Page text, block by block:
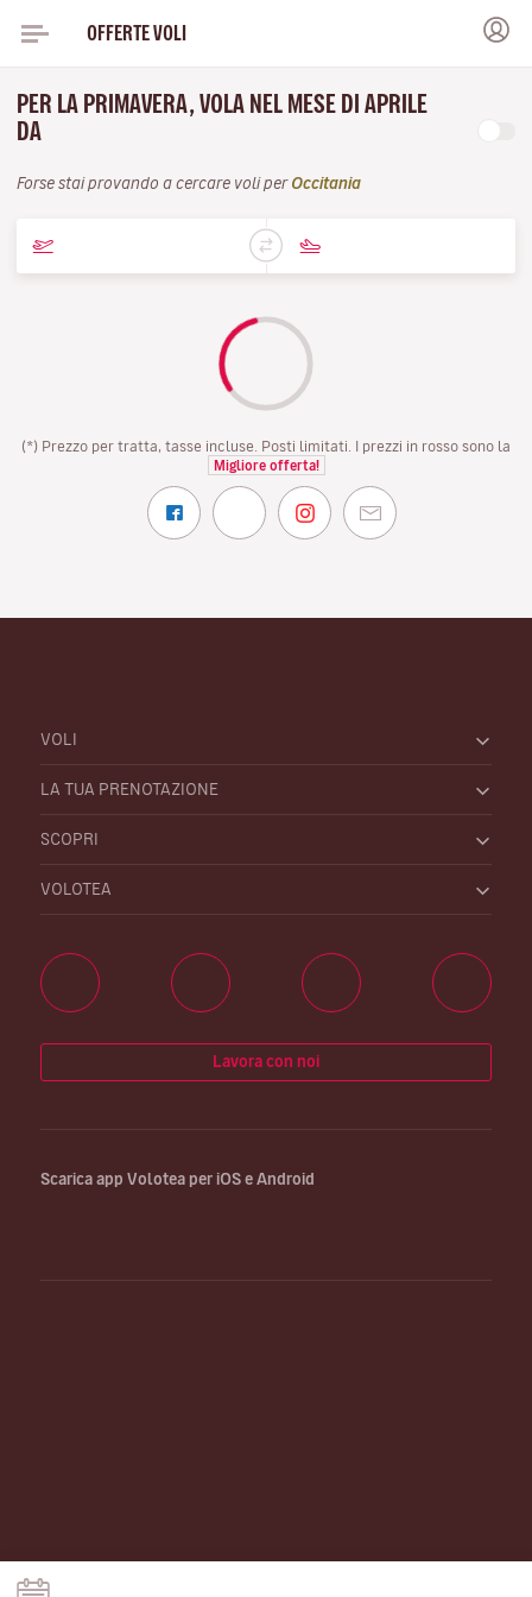
OFFERTE VOLI
PER LA PRIMAVERA, VOLA NEL MESE DI APRILE
DA
Forse stai provando a cercare voli per Occitania
(*) Prezzo per tratta, tasse incluse. Posti limitati. I prezzi in rosso sono la
Migliore offerta!
VOLI
LA TUA PRENOTAZIONE
SCOPRI
VOLOTEA
Lavora con noi
Scarica app Volotea per iOS e Android